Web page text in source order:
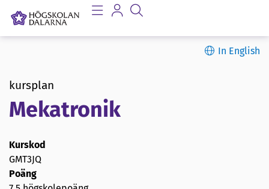
In English
kursplan
Mekatronik
Kurskod
GMT3JQ
Poäng